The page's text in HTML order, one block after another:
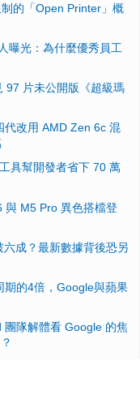
的「Open Printer」概
曝光：為什麼優秀員工
97 片未公開版《超級瑪
代改用 AMD Zen 6c 混
具幫開發者省下 70 萬
與 M5 Pro 異色搭檔登
成？最新數據背後恐另
期的4倍，Google與蘋果
隊解體看 Google 的焦